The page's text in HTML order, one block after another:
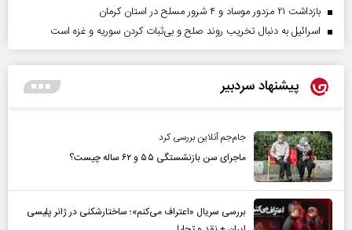
بازداشت ۲۱ مزدور موساد و ۴ شرور مسلح در استان کرمان
اسرائیل به دنبال تخریب روند صلح و بی‌ثبات کردن سوریه و غزه است
پیشنهاد سردبیر
جام‌جم آنلاین بررسی کرد
ماجرای سن بازنشستگی ۵۵ و ۶۲ ساله چیست؟
بررسی سریال «اعتراف می‌کنم»؛ ساختارشکنی در ژانر پلیسی